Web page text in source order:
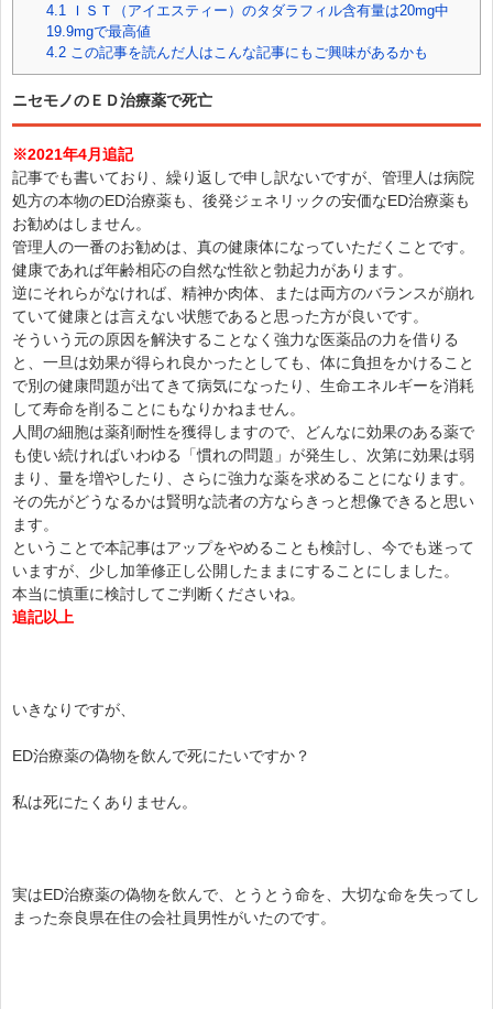
4.1
ＩＳＴ（アイエスティー）のタダラフィル含有量は20mg中
19.9mgで最高値
4.2この記事を読んだ人はこんな記事にもご興味があるかも
ニセモノのＥＤ治療薬で死亡
※2021年4月追記
記事でも書いており、繰り返しで申し訳ないですが、管理人は病院
処方の本物のED治療薬も、後発ジェネリックの安価なED治療薬も
お勧めはしません。
管理人の一番のお勧めは、真の健康体になっていただくことです。
健康であれば年齢相応の自然な性欲と勃起力があります。
逆にそれらがなければ、精神か肉体、または両方のバランスが崩れ
ていて健康とは言えない状態であると思った方が良いです。
そういう元の原因を解決することなく強力な医薬品の力を借りる
と、一旦は効果が得られ良かったとしても、体に負担をかけること
で別の健康問題が出てきて病気になったり、生命エネルギーを消耗
して寿命を削ることにもなりかねません。
人間の細胞は薬剤耐性を獲得しますので、どんなに効果のある薬で
も使い続ければいわゆる「慣れの問題」が発生し、次第に効果は弱
まり、量を増やしたり、さらに強力な薬を求めることになります。
その先がどうなるかは賢明な読者の方ならきっと想像できると思い
ます。
ということで本記事はアップをやめることも検討し、今でも迷って
いますが、少し加筆修正し公開したままにすることにしました。
本当に慎重に検討してご判断くださいね。
追記以上
いきなりですが、
ED治療薬の偽物を飲んで死にたいですか？
私は死にたくありません。
実はED治療薬の偽物を飲んで、とうとう命を、大切な命を失ってし
まった奈良県在住の会社員男性がいたのです。